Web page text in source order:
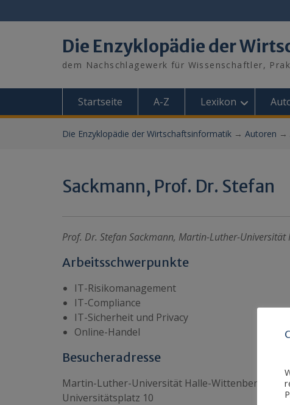
to
Die Enzyklopädie der
dem Nachschlagewerk für Wissenschaftler,
Startseite A-Z Lexikon
Die Enzyklopädie der Wirtschaftsinformatik → Autoren →
Sackmann, Prof. Dr. Stefan
Prof. Dr. Stefan Sackmann, Martin-Luther-
Arbeitsschwerpunkte
IT-Risikomanagement
IT-Compliance
IT-Sicherheit und Privacy
Online-Handel
Besucheradresse
Martin-Luther-Universität Halle-Wittenberg
Universitätsplatz 10